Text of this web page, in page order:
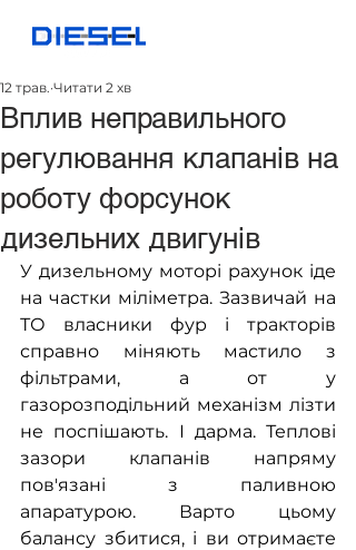
Вплив неправильного
регулювання клапанів на
роботу форсунок
дизельних двигунів
12 трав. Читати 2 хв
У дизельному моторі рахунок іде
на частки міліметра. Зазвичай на
ТО власники фур і тракторів
справно міняють мастило з
фільтрами, а от у
газорозподільний механізм лізти
не поспішають. І дарма. Теплові
зазори клапанів напряму
пов'язані з паливною
апаратурою. Варто цьому
балансу збитися, і ви отримаєте